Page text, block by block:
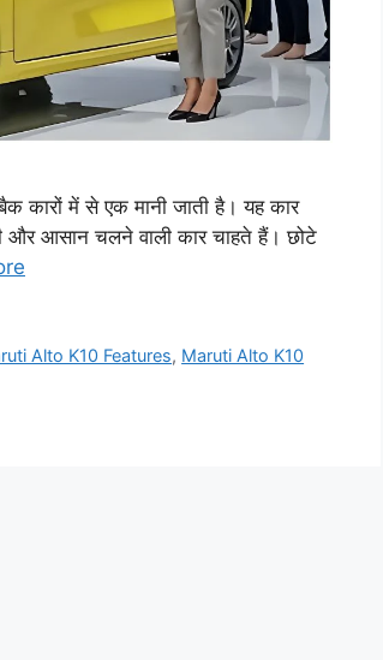
में से एक मानी जाती है। यह कार
और आसान चलने वाली कार चाहते हैं। छोटे
Alto K10 Features, Maruti Alto K10